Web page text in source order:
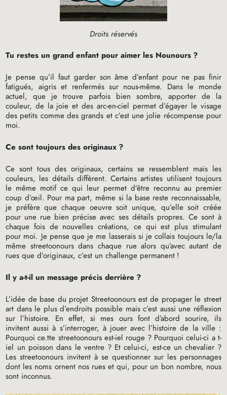
Droits réservés
Tu restes un grand enfant pour aimer les Nounours ?
Je pense qu’il faut garder son âme d’enfant pour ne pas finir
fatigués, aigris et renfermés sur nous-même. Dans le monde
actuel, que je trouve parfois bien sombre, apporter de la
couleur, de la joie et des arc-en-ciel permet d’égayer le visage
des petits comme des grands et c’est une jolie récompense pour
moi.
Ce sont toujours des originaux ?
Ce sont tous des originaux, certains se ressemblent mais les
couleurs, les détails diffèrent. Certains artistes utilisent toujours
le même motif ce qui leur permet d’être reconnu au premier
coup d’œil. Pour ma part, même si la base reste reconnaissable,
je préfère que chaque oeuvre soit unique, qu’elle soit créée
pour une rue bien précise avec ses détails propres. Ce sont à
chaque fois de nouvelles créations, ce qui est plus stimulant
pour moi. Je pense que je me lasserais si je collais toujours le/la
même streetoonours dans chaque rue alors qu’avec autant de
rues que d’originaux, c’est un challenge permanent !
Il y a-t-il un message précis derrière ?
L’idée de base du projet Streetoonours est de propager le street
art dans le plus d’endroits possible mais c’est aussi une réflexion
sur l’histoire. En effet, si mes ours font d’abord sourire, ils
invitent aussi à s’interroger, à jouer avec l’histoire de la ville :
Pourquoi ce.tte streetoonours est-iel rouge ? Pourquoi celui-ci a t-
iel un poisson dans le ventre ? Et celui-ci, est-ce un chevalier ?
Les streetoonours invitent à se questionner sur les personnages
dont les noms ornent nos rues et qui, pour un bon nombre, nous
sont inconnus.